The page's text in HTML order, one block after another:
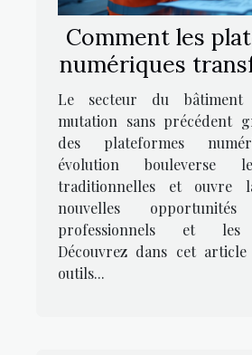
Comment les
numériques
elles le
bâtiment
Le secteur du bâtiment
mutation sans précédent
des plateformes
évolution bouleverse
traditionnelles et ouvre
nouvelles
professionnels et les
Découvrez dans cet
outils...